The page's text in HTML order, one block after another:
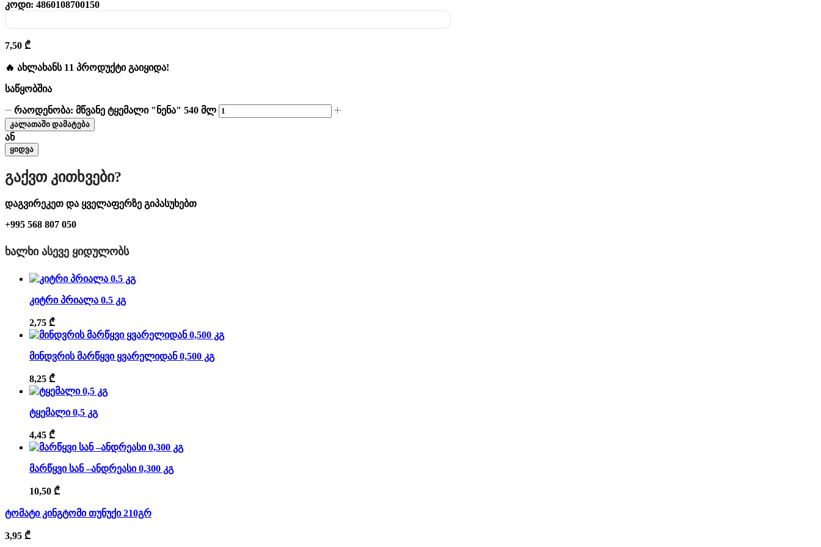
კოდი: 4860108700150
7,50 ₾
🔥 ახლახანს 11 პროდუქტი გაიყიდა!
საწყობშია
რაოდენობა: მწვანე ტყემალი "ნენა" 540 მლ
კალათაში დამატება
ან
ყიდვა
Გაქვთ Კითხვები?
დაგვირეკეთ და ყველაფერზე გიპასუხებთ
+995 568 807 050
ᲮᲐᲚᲮᲘ ᲐᲡᲔᲕᲔ ᲧᲘᲓᲣᲚᲝᲑᲡ
კიტრი პრიალა 0.5 კგ
2,75 ₾
მინდვრის მარწყვი ყვარელიდან 0,500 კგ
8,25 ₾
ტყემალი 0,5 კგ
4,45 ₾
მარწყვი სან –ანდრეასი 0,300 კგ
10,50 ₾
ტომატი კინგტომი თუნუქი 210გრ
3,95 ₾